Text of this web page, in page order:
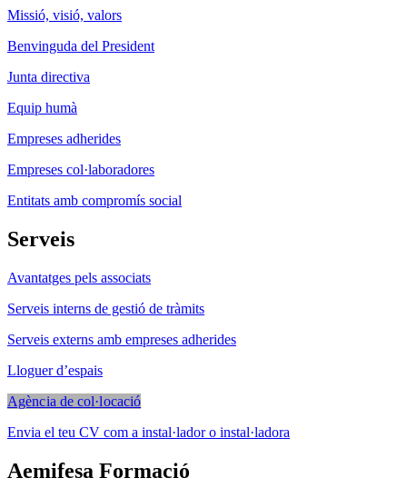
Missió, visió, valors
Benvinguda del President
Junta directiva
Equip humà
Empreses adherides
Empreses col·laboradores
Entitats amb compromís social
Serveis
Avantatges pels associats
Serveis interns de gestió de tràmits
Serveis externs amb empreses adherides
Lloguer d’espais
Agència de col·locació
Envia el teu CV com a instal·lador o instal·ladora
Aemifesa Formació